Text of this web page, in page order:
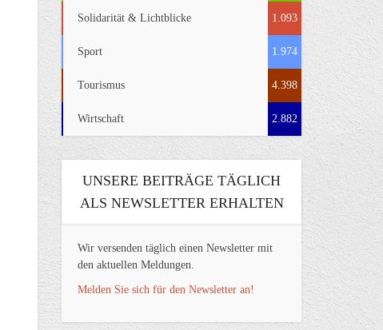
Solidarität & Lichtblicke 1.093
Sport 1.974
Tourismus 4.398
Wirtschaft 2.882
UNSERE BEITRÄGE TÄGLICH
ALS NEWSLETTER ERHALTEN
Wir versenden täglich einen Newsletter mit
den aktuellen Meldungen.
Melden Sie sich für den Newsletter an!